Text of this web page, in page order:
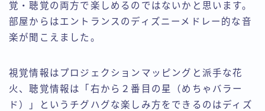
覚・聴覚の両方で楽しめるのではないかと思います。
部屋からはエントランスのディズニーメドレー的な音
楽が聞こえました。
視覚情報はプロジェクションマッピングと派手な花
火、聴覚情報は「右から２番目の星（めちゃバラー
ド）」というチグハグな楽しみ方をできるのはディズ